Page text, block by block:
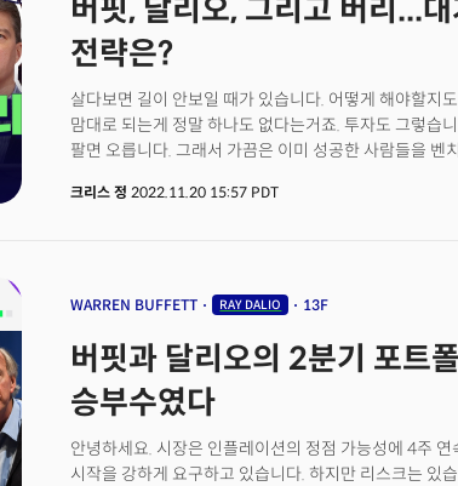
버핏, 달리오, 그리고 버리...
전략은?
살다보면 길이 안보일 때가 있습니다. 어떻게 해야할지
맘대로 되는게 정말 하나도 없다는거죠. 투자도 그렇습
팔면 오릅니다. 그래서 가끔은 이미 성공한 사람들을 벤
분기 어떤 투자를 했는지를 살펴보는 13F 보고서를 분석
크리스 정 2022.11.20 15:57 PDT
WARREN BUFFETT RAY DALIO 13F
버핏과 달리오의 2분기 포트
승부수였다
안녕하세요. 시장은 인플레이션의 정점 가능성에 4주
시작을 강하게 요구하고 있습니다. 하지만 리스크는 있